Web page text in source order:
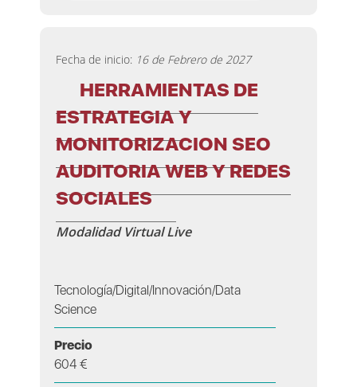
Fecha de inicio: 16 de Febrero de 2027
HERRAMIENTAS DE
ESTRATEGIA Y
MONITORIZACION SEO
AUDITORIA WEB Y REDES
SOCIALES
Modalidad Virtual Live
Tecnología/Digital/Innovación/Data
Science
Precio
604 €